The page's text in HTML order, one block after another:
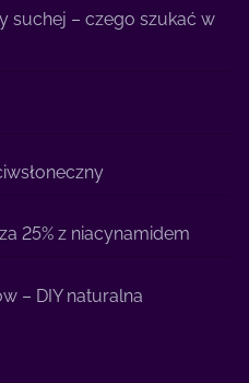
suchej – czego szukać w
25% z niacynamidem
– DIY naturalna